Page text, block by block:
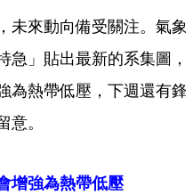
未來動向備受關注。氣象
急」貼出最新的系集圖，
為熱帶低壓，下週還有鋒
。
增強為熱帶低壓